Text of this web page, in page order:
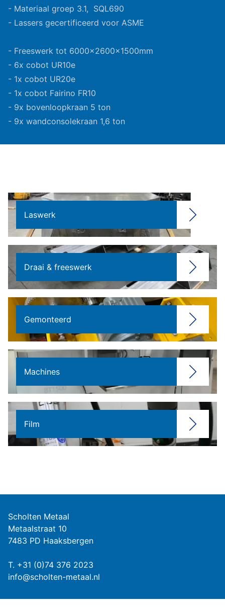
- Materiaal groep 3.1, SQL690
- Lassers gecertificeerd voor ASME
- Freeswerk tot 6000x2600x1500mm
- 6x cobot UR10e
- 1x cobot UR20e
- 1x cobot Fairino FR10
- 9x bovenloopkraan 5 ton
- 9x wandconsolekraan 1,6 ton
Laswerk
Draai & freeswerk
Gemonteerd
Machines
Film
Scholten Metaal
Metaalstraat 10
7483 PD Haaksbergen
T. +31 (0)74 376 2023
info@scholten-metaal.nl